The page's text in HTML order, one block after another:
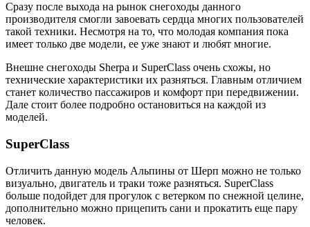
Сразу после выхода на рынок снегоходы данного
производителя смогли завоевать сердца многих пользователей
такой техники. Несмотря на то, что молодая компания пока
имеет только две модели, ее уже знают и любят многие.
Внешне снегоходы Sherpa и SuperClass очень схожы, но
технические характеристики их разняться. Главным отличием
станет количество пассажиров и комфорт при передвижении.
Дале стоит более подробно остановиться на каждой из
моделей.
SuperClass
Отличить данную модель Альпины от Шерп можно не только
визуально, двигатель и траки тоже разняться. SuperClass
больше подойдет для прогулок с ветерком по снежной целине,
дополнительно можно прицепить сани и прокатить еще пару
человек.